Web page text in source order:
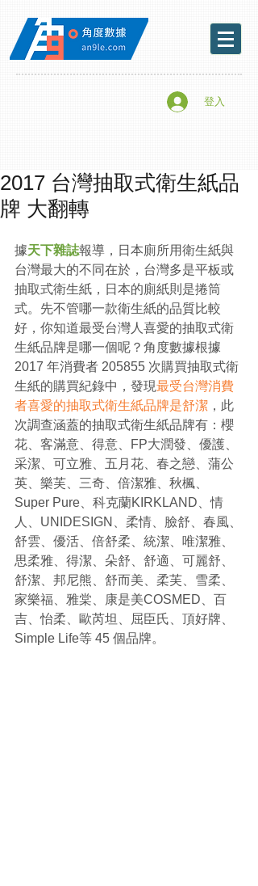
登入
2017 台灣抽取式衛生紙品
牌 大翻轉
據天下雜誌報導，日本廁所用衛生紙與
台灣最大的不同在於，台灣多是平板或
抽取式衛生紙，日本的廁紙則是捲筒
式。先不管哪一款衛生紙的品質比較
好，你知道最受台灣人喜愛的抽取式衛
生紙品牌是哪一個呢？角度數據根據
2017 年消費者 205855 次購買抽取式衛
生紙的購買紀錄中，發現最受台灣消費
者喜愛的抽取式衛生紙品牌是舒潔 ，此
次調查涵蓋的抽取式衛生紙品牌有：櫻
花、客滿意、得意、FP大潤發、優護、
采潔、可立雅、五月花、春之戀、蒲公
英、樂芙、三奇、倍潔雅、秋楓、
Super Pure、科克蘭KIRKLAND、情
人、UNIDESIGN、柔情、臉舒、春風、
舒雲、優活、倍舒柔、統潔、唯潔雅、
思柔雅、得潔、朵舒、舒適、可麗舒、
舒潔、邦尼熊、舒而美、柔芙、雪柔、
家樂福、雅棠、康是美COSMED、百
吉、怡柔、歐芮坦、屈臣氏、頂好牌、
Simple Life等 45 個品牌。